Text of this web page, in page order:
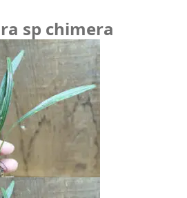
sp chimera